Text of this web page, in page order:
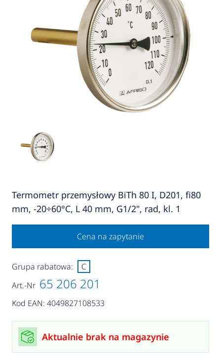
Termometr przemysłowy BiTh 80 I, D201, fi80
mm, -20÷60°C, L 40 mm, G1/2", rad, kl. 1
Cena na zapytanie
Art.-Nr 65 206 201
Kod EAN: 4049827108533
Grupa rabatowa: C
Aktualnie brak na magazynie